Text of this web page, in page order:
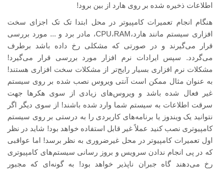
اطلاعات ذخیره شده بر روی هارد از بین برود!
هنگام انجام تعمیرات کامپیوتر در محل ابتدا تک تک اجزای سخت
افزاری سیستم مانند هارد،CPU،RAM، مادر برد و ... مورد بررسی
قرار می‌گیرند و در صورتی که مشکلی رخ داده باشد برطرف
می‌گردد. سپس ایرادات نرم افزار مورد بررسی قرار می‌گیرد!
مشکلات نرم افزاری بسیار رایج‌تر از مشکلات سخت افزاری هستند!
به عنوان مثال ممکن است آنتی ویروس نصب شده بر روی سیستم
غیر فعال شده باشد و ویروس‌های زیادی از سوی هکرها جهت
سرقت اطلاعات به سیستم شما وارد شده باشند! از سوی دیگر اگر
نتوانید یک ویندوز یا برنامه‌های کاربردی را به درستی بر روی سیستم
کامپیوتری نصب کنید عملاً غیر قابل استفاده خواهد بود! شاید در نظر
اول تعمیرات کامپیوتر در محل غیرضروری به نظر برسد! اما عواقبی
که در پی انجام ندادن سرویس و بروز رسانی سیستم‌های کامپیوتری
رخ می‌دهند گاه جبران ناپذیر خواهد بود! به گونه‌ای که مجبور